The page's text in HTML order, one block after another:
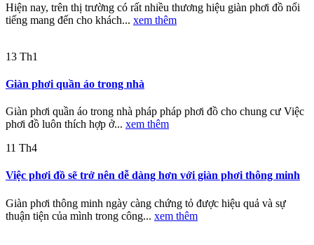
Hiện nay, trên thị trường có rất nhiều thương hiệu giàn phơi đồ nổi
tiếng mang đến cho khách... xem thêm
13 Th1
Giàn phơi quần áo trong nhà
Giàn phơi quần áo trong nhà pháp pháp phơi đồ cho chung cư Việc
phơi đồ luôn thích hợp ở... xem thêm
11 Th4
Việc phơi đồ sẽ trở nên dễ dàng hơn với giàn phơi thông minh
Giàn phơi thông minh ngày càng chứng tỏ được hiệu quả và sự
thuận tiện của mình trong công... xem thêm